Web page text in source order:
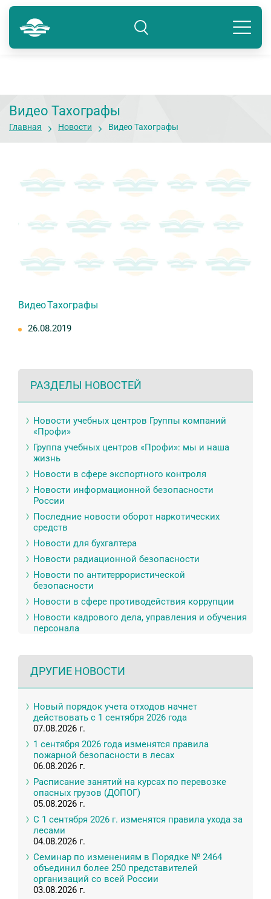
Тюмень
Подразделение: Тюмень
8 800 250-41-22
Видео Тахографы
Главная Новости Видео Тахографы
Видео Тахографы
26.08.2019
РАЗДЕЛЫ НОВОСТЕЙ
Новости учебных центров Группы компаний
«Профи»
Группа учебных центров «Профи»: мы и наша
жизнь
Новости в сфере экспортного контроля
Новости информационной безопасности
России
Последние новости оборот наркотических
средств
Новости для бухгалтера
Новости радиационной безопасности
Новости по антитеррористической
безопасности
Новости в сфере противодействия коррупции
Новости кадрового дела, управления и обучения
персонала
ДРУГИЕ НОВОСТИ
Новый порядок учета отходов начнет
действовать с 1 сентября 2026 года
07.08.2026 г.
1 сентября 2026 года изменятся правила
пожарной безопасности в лесах
06.08.2026 г.
Расписание занятий на курсах по перевозке
опасных грузов (ДОПОГ)
05.08.2026 г.
С 1 сентября 2026 г. изменятся правила ухода за
лесами
04.08.2026 г.
Семинар по изменениям в Порядке № 2464
объединил более 250 представителей
организаций со всей России
03.08.2026 г.